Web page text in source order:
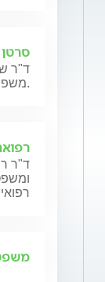
ד"ר
משפחותיהם.
ד"ר